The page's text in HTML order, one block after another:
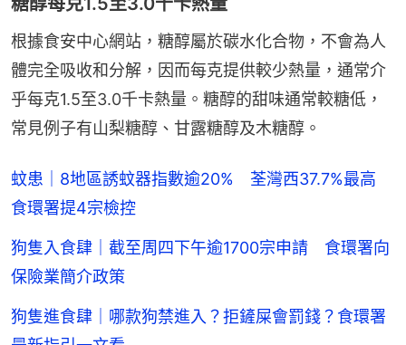
根據食安中心網站，糖醇屬於碳水化合物，不會為人
體完全吸收和分解，因而每克提供較少熱量，通常介
乎每克1.5至3.0千卡熱量。糖醇的甜味通常較糖低，
常見例子有山梨糖醇、甘露糖醇及木糖醇。
蚊患｜8地區誘蚊器指數逾20% 荃灣西37.7%最高
食環署提4宗檢控
狗隻入食肆｜截至周四下午逾1700宗申請 食環署向
保險業簡介政策
狗隻進食肆｜哪款狗禁進入？拒鏟屎會罰錢？食環署